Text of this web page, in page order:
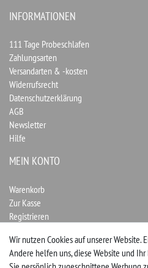
INFORMATIONEN
111 Tage Probeschlafen
Zahlungsarten
Versandarten & -kosten
Widerrufsrecht
Datenschutzerklärung
AGB
Newsletter
Hilfe
MEIN KONTO
Warenkorb
Zur Kasse
Registrieren
Vertrag widerrufen
Wir nutzen Cookies auf unserer Website.
Andere helfen uns, diese Website und